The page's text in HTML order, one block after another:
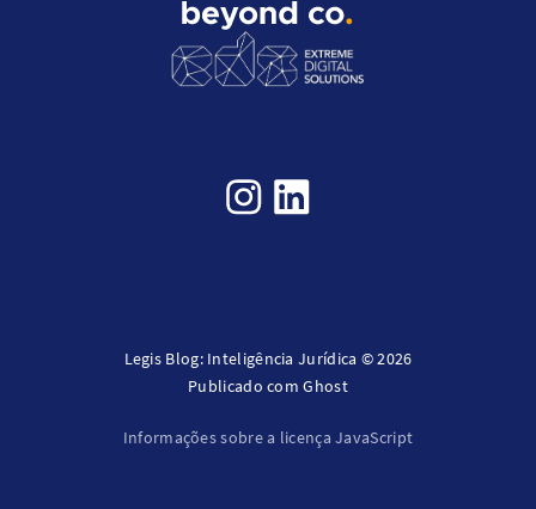
Legis Blog: Inteligência Jurídica © 2026
Publicado comGhost
Informações sobre a licença JavaScript